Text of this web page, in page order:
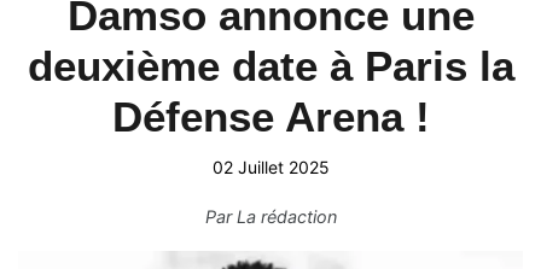
Damso annonce une
deuxième date à Paris la
Défense Arena !
02 Juillet 2025
ParLa rédaction